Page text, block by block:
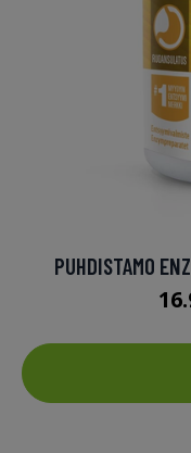
PUHDISTAMO